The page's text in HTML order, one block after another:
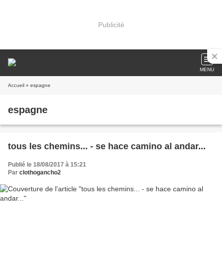
Publicité
MENU
Accueil » espagne
espagne
tous les chemins... - se hace camino al andar...
Publié le 18/08/2017 à 15:21
Par clothogancho2